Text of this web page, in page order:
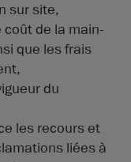
sur site,
de la main-
que les frais
du
les recours et
liées à